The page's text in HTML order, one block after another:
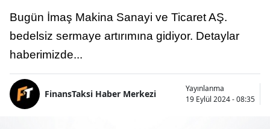
Bugün İmaş Makina Sanayi ve Ticaret AŞ.
bedelsiz sermaye artırımına gidiyor. Detaylar
haberimizde...
FinansTaksi Haber Merkezi
Yayınlanma
19 Eylül 2024 - 08:35